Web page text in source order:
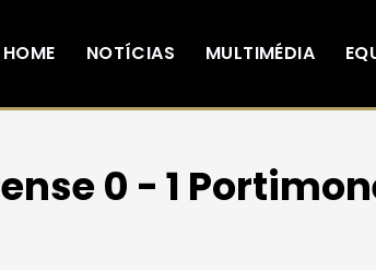
HOME NOTÍCIAS MULTIMÉDIA
0 - 1